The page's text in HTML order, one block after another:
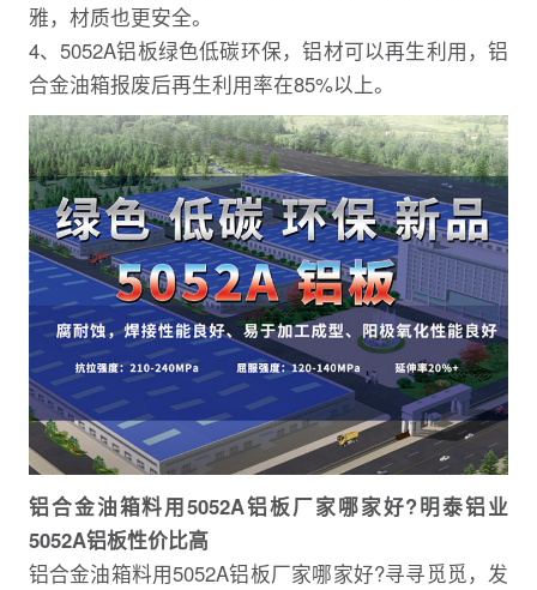
雅，材质也更安全。
4、5052A铝板绿色低碳环保，铝材可以再生利用，铝
合金油箱报废后再生利用率在85%以上。
铝合金油箱料用5052A铝板厂家哪家好?明泰铝业
5052A铝板性价比高
铝合金油箱料用5052A铝板厂家哪家好?寻寻觅觅，发